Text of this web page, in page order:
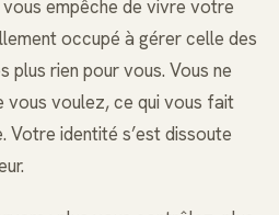
empêche de vivre votre
occupé à gérer celle des
plus rien pour vous. Vous ne
vous voulez, ce qui vous fait
Votre identité s’est dissoute